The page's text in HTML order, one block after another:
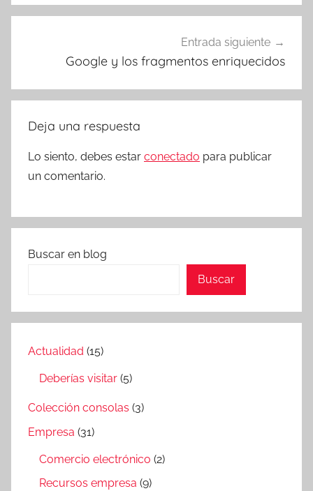
Entrada siguiente
Google y los fragmentos enriquecidos
Deja una respuesta
Lo siento, debes estar conectado para publicar
un comentario.
Buscar en blog
Buscar
Actualidad (15)
Deberías visitar (5)
Colección consolas (3)
Empresa (31)
Comercio electrónico (2)
Recursos empresa (9)